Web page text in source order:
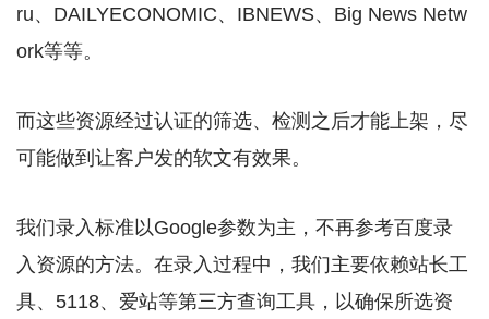
ru、DAILYECONOMIC、IBNEWS、Big News Netw
ork等等。
而这些资源经过认证的筛选、检测之后才能上架，尽
可能做到让客户发的软文有效果。
我们录入标准以Google参数为主，不再参考百度录
入资源的方法。在录入过程中，我们主要依赖站长工
具、5118、爱站等第三方查询工具，以确保所选资